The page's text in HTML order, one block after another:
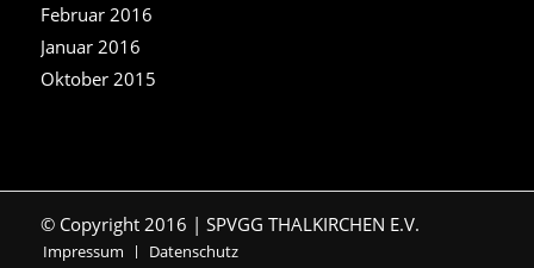
Februar 2016
Januar 2016
Oktober 2015
© Copyright 2016 | SPVGG THALKIRCHEN E.V.
Impressum Datenschutz